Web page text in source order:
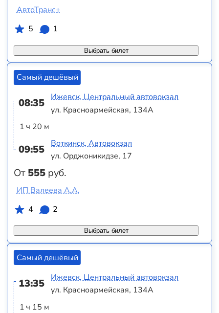
Выбрать билет
АвтоТранс+
5
1
Самый дешёвый
08:35
1 ч 20 м
09:55
От 555 руб.
Ижевск, Центральный автовокзал
ул. Красноармейская, 134А
Воткинск, Автовокзал
ул. Орджоникидзе, 17
Выбрать билет
ИП Валеева А.А.
4
2
Самый дешёвый
13:35
1 ч 15 м
Ижевск, Центральный автовокзал
ул. Красноармейская, 134А